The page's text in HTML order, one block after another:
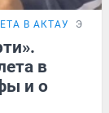
В АКТАУ
в
и о